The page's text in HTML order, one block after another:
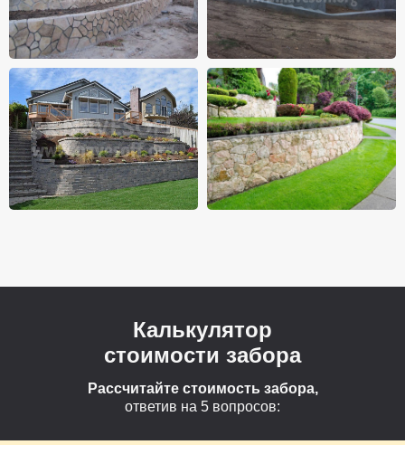
Рассчитайте стоимость забора,
ответив на 5 вопросов:
Калькулятор
стоимости забора